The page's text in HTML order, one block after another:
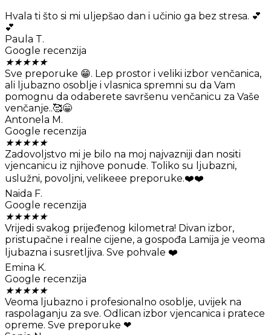
Hvala ti što si mi uljepšao dan i učinio ga bez stresa. 💕
💕
Paula T.
Google recenzija
★★★★★
Sve preporuke 😁. Lep prostor i veliki izbor venčanica,
ali ljubazno osoblje i vlasnica spremni su da Vam
pomognu da odaberete savršenu venčanicu za Vaše
venčanje..🥰😁
Antonela M.
Google recenzija
★★★★★
Zadovoljstvo mi je bilo na moj najvazniji dan nositi
vjencanicu iz njihove ponude. Toliko su ljubazni,
uslužni, povoljni, velikeee preporuke.❤️❤️
Naida F.
Google recenzija
★★★★★
Vrijedi svakog prijeđenog kilometra! Divan izbor,
pristupačne i realne cijene, a gospođa Lamija je veoma
ljubazna i susretljiva. Sve pohvale ❤️
Emina K.
Google recenzija
★★★★★
Veoma ljubazno i profesionalno osoblje, uvijek na
raspolaganju za sve. Odlican izbor vjencanica i pratece
opreme. Sve preporuke ❤